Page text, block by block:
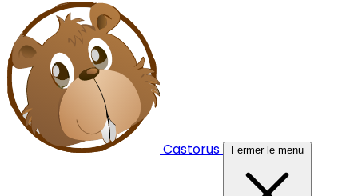
Castorus Fermer le menu